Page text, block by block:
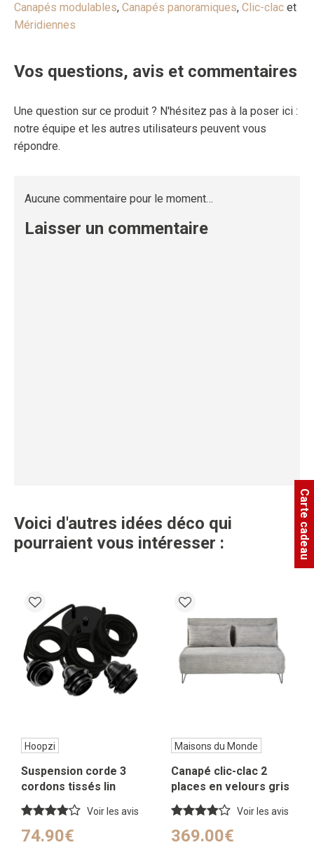
Canapés modulables, Canapés panoramiques, Clic-clac et
Méridiennes
Vos questions, avis et commentaires
Une question sur ce produit ? N'hésitez pas à la poser ici :
notre équipe et les autres utilisateurs peuvent vous
répondre.
Aucune commentaire pour le moment…
Laisser un commentaire
Voici d'autres idées déco qui
pourraient vous intéresser :
Hoopzi
Suspension corde 3
cordons tissés lin
français noir 2.5m
Voir les avis
74.90€
Maisons du Monde
Canapé clic-clac 2
places en velours gris
clair
Voir les avis
369.00€
Carte cadeau